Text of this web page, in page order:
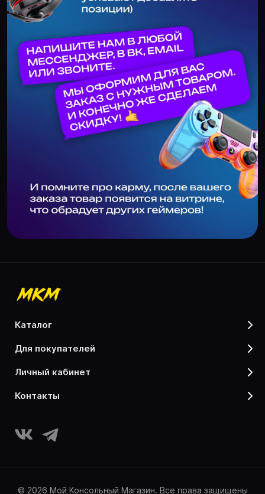
каталог
для покупателей
личный кабинет
контакты
© 2026 Мой Консольный Магазин. Все права защищены